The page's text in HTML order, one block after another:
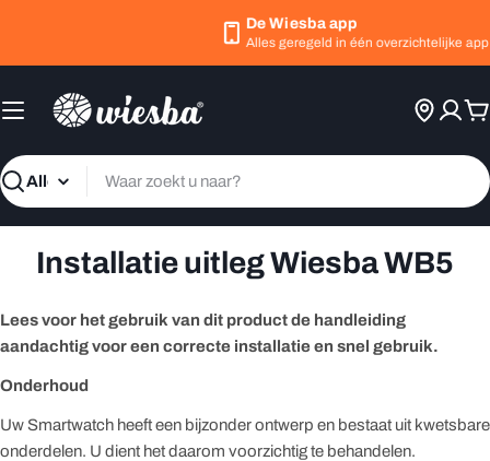
inhoud
De Wiesba app
Alles geregeld in één overzichtelijke app
Zoeken
Installatie uitleg Wiesba WB5
Lees voor het gebruik van dit product de handleiding
aandachtig voor een correcte installatie en snel gebruik.
Onderhoud
Uw Smartwatch heeft een bijzonder ontwerp en bestaat uit kwetsbare
onderdelen. U dient het daarom voorzichtig te behandelen.